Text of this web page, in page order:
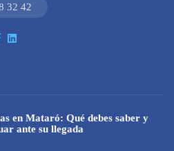
32 42
en Mataró: Qué debes saber y
ante su llegada